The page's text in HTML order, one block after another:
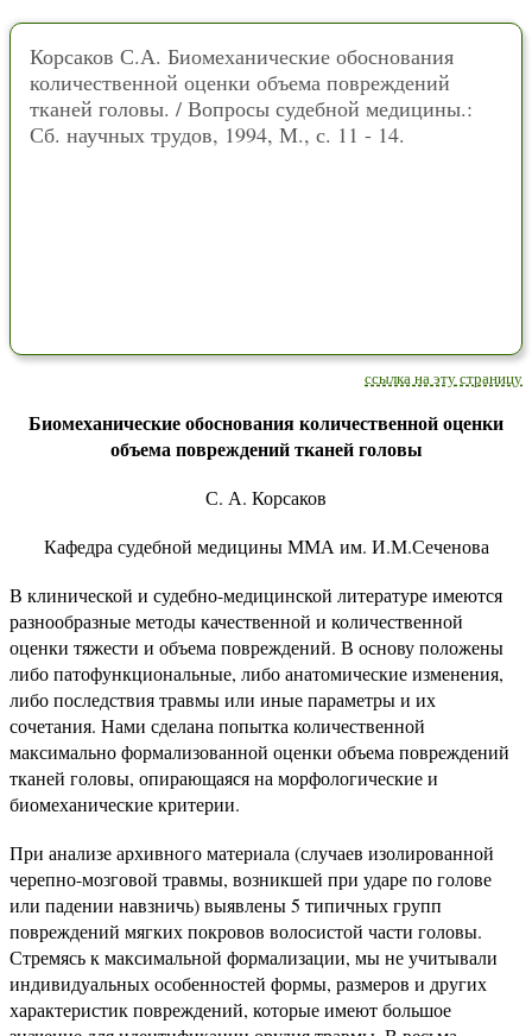
Корсаков С.А. Биомеханические обоснования
количественной оценки объема повреждений
тканей головы. / Вопросы судебной медицины.:
Сб. научных трудов, 1994, М., с. 11 - 14.
ссылка на эту страницу
Биомеханические обоснования количественной оценки
объема повреждений тканей головы
С. А. Корсаков
Кафедра судебной медицины ММА им. И.М.Сеченова
В клинической и судебно-медицинской литературе имеются
разнообразные методы качественной и количественной
оценки тяжести и объема повреждений. В основу положены
либо патофункциональные, либо анатомические изменения,
либо последствия травмы или иные параметры и их
сочетания. Нами сделана попытка количественной
максимально формализованной оценки объема повреждений
тканей головы, опирающаяся на морфологические и
биомеханические критерии.
При анализе архивного материала (случаев изолированной
черепно-мозговой травмы, возникшей при ударе по голове
или падении навзничь) выявлены 5 типичных групп
повреждений мягких покровов волосистой части головы.
Стремясь к максимальной формализации, мы не учитывали
индивидуальных особенностей формы, размеров и других
характеристик повреждений, которые имеют большое